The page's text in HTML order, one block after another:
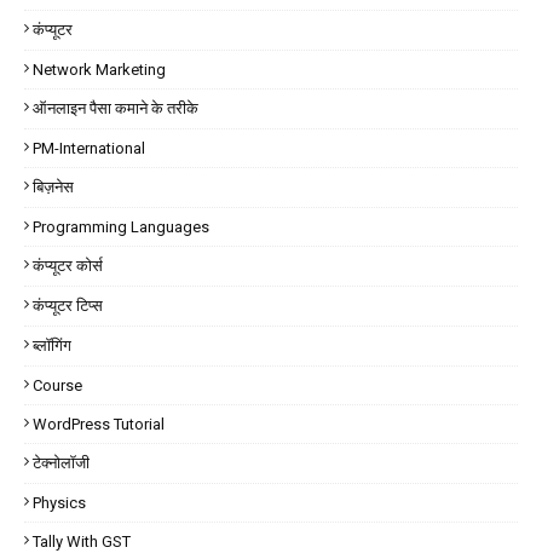
कंप्यूटर
Network Marketing
ऑनलाइन पैसा कमाने के तरीके
PM-International
बिज़नेस
Programming Languages
कंप्यूटर कोर्स
कंप्यूटर टिप्स
ब्लॉगिंग
Course
WordPress Tutorial
टेक्नोलॉजी
Physics
Tally With GST